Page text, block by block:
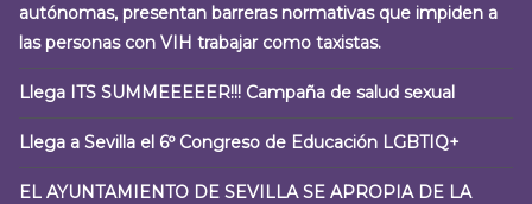
autónomas, presentan barreras normativas que impiden a
las personas con VIH trabajar como taxistas.
Llega ITS SUMMEEEEER!!! Campaña de salud sexual
Llega a Sevilla el 6º Congreso de Educación LGBTIQ+
EL AYUNTAMIENTO DE SEVILLA SE APROPIA DE LA